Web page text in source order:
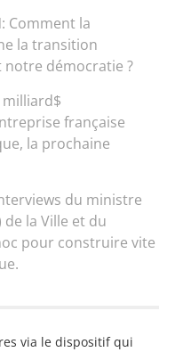
Comment la
la transition
notre démocratie ?
milliard$
française
la prochaine
du ministre
de la Ville et du
pour construire vite
via le dispositif qui